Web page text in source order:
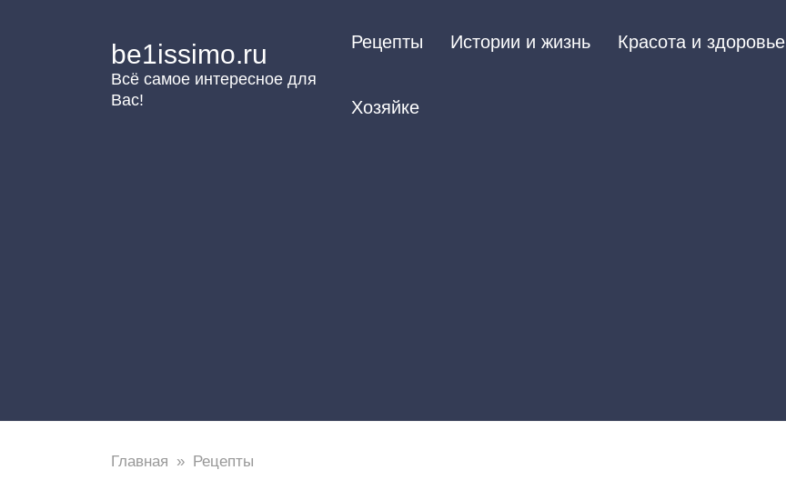
be1issimo.ru
Всё самое интересное для
Вас!
Рецепты Истории и жизнь Красота и здоровье
Хозяйке
Главная » Рецепты